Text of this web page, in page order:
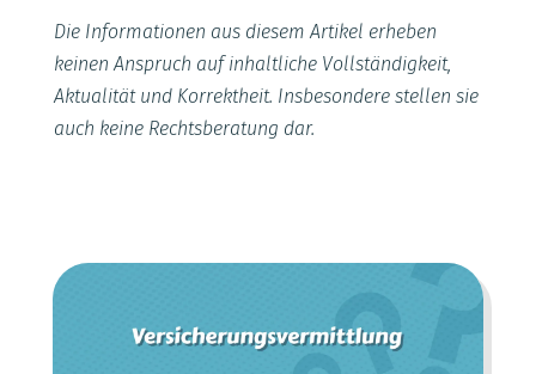
Die Informationen aus diesem Artikel erheben
keinen Anspruch auf inhaltliche Vollständigkeit,
Aktualität und Korrektheit. Insbesondere stellen sie
auch keine Rechtsberatung dar.